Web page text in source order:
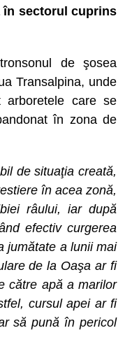
în sectorul cuprins
de şosea
Transalpina, unde
care se
în zona de
de situaţia creată,
în acea zonă,
râului, iar după
efectiv curgerea
jumătate a lunii mai
de la Oaşa ar fi
către apă a marilor
cursul apei ar fi
să pună în pericol